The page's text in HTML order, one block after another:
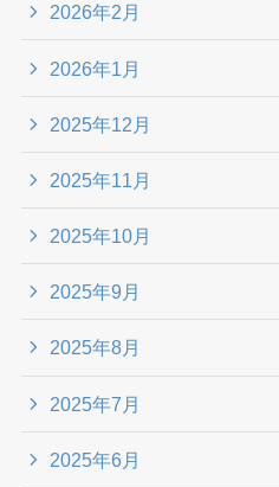
2026年2月
2026年1月
2025年12月
2025年11月
2025年10月
2025年9月
2025年8月
2025年7月
2025年6月